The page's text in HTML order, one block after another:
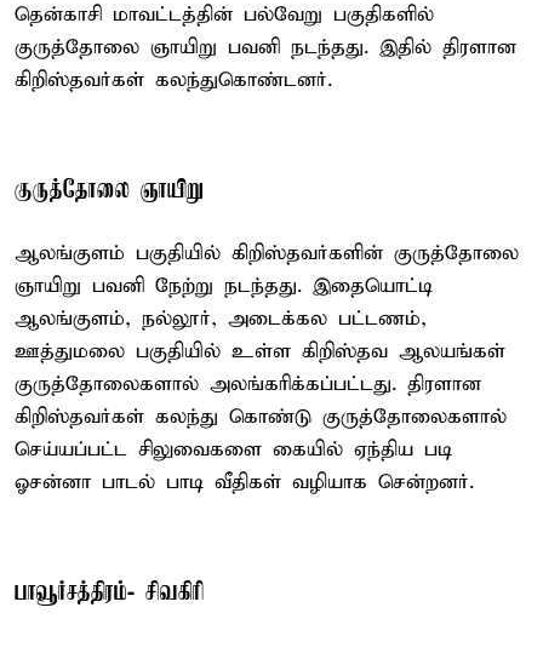
தென்காசி மாவட்டத்தின் பல்வேறு பகுதிகளில்
குருத்தோலை ஞாயிறு பவனி நடந்தது. இதில் திரளான
கிறிஸ்தவர்கள் கலந்துகொண்டனர்.
குருத்தோலை ஞாயிறு
ஆலங்குளம் பகுதியில் கிறிஸ்தவர்களின் குருத்தோலை
ஞாயிறு பவனி நேற்று நடந்தது. இதையொட்டி
ஆலங்குளம், நல்லூர், அடைக்கல பட்டணம்,
ஊத்துமலை பகுதியில் உள்ள கிறிஸ்தவ ஆலயங்கள்
குருத்தோலைகளால் அலங்கரிக்கப்பட்டது. திரளான
கிறிஸ்தவர்கள் கலந்து கொண்டு குருத்தோலைகளால்
செய்யப்பட்ட சிலுவைகளை கையில் ஏந்திய படி
ஓசன்னா பாடல் பாடி வீதிகள் வழியாக சென்றனர்.
பாவூர்சத்திரம்- சிவகிரி